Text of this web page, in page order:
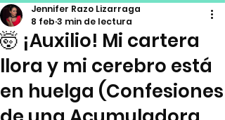
🤯 ¡Auxilio! Mi cartera
llora y mi cerebro está
en huelga (Confesiones
Jennifer Razo Lizarraga
8 feb 3 min de lectura